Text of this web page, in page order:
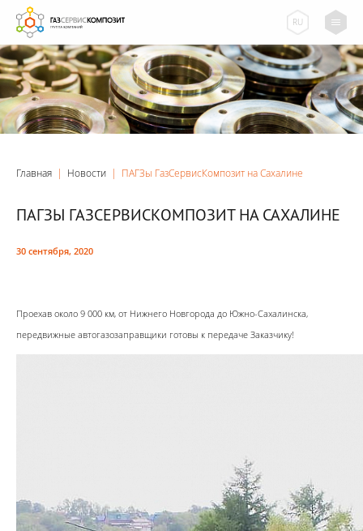
Главная | Новости | ПАГЗы ГазСервисКомпозит на Сахалине
ПАГЗЫ ГАЗСЕРВИСКОМПОЗИТ НА САХАЛИНЕ
30 сентября, 2020
Проехав около 9 000 км, от Нижнего Новгорода до Южно-Сахалинска,
передвижные автогазозаправщики готовы к передаче Заказчику!
RU